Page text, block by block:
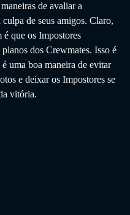
de avaliar a
de seus amigos. Claro,
é que os Impostores
dos Crewmates. Isso é
é uma boa maneira de evitar
e deixar os Impostores se
vitória.